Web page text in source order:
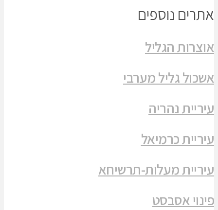
אתרים נוספים
אוצרות הגליל
אשכול גליל מערבי
עיריית נהריה
עיריית כרמיאל
עיריית מעלות-תרשיחא
פינוי אסבסט